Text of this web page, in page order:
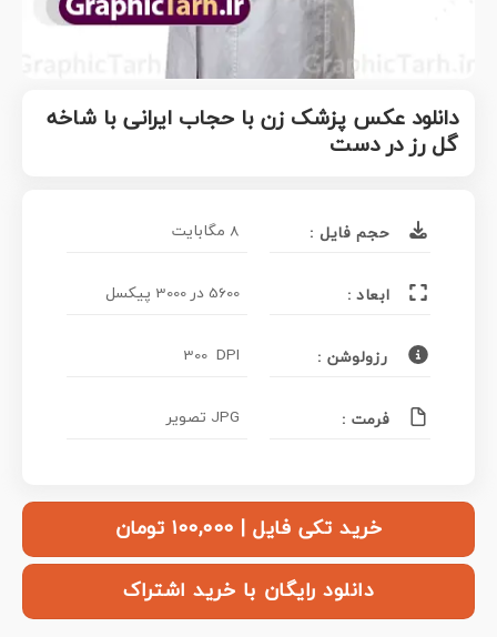
دانلود عکس پزشک زن با حجاب ایرانی با شاخه
گل رز در دست
حجم فایل : 8 مگابایت
ابعاد : 5600 در 3000 پیکسل
رزولوشن : 300 DPI
فرمت : JPG تصویر
خرید تکی فایل | ۱۰۰,۰۰۰ تومان
دانلود رایگان با خرید اشتراک